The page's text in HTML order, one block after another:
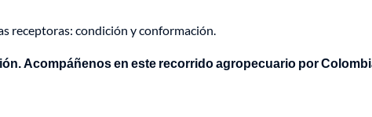
receptoras: condición y conformación.
Acompáñenos en este recorrido agropecuario por